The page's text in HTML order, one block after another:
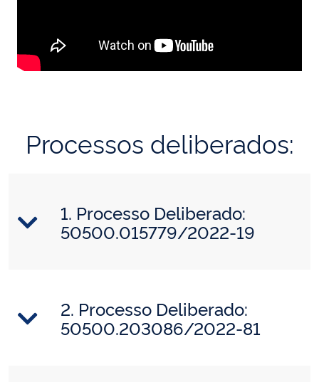
Processos deliberados:
1. Processo Deliberado:
50500.015779/2022-19
2. Processo Deliberado:
50500.203086/2022-81